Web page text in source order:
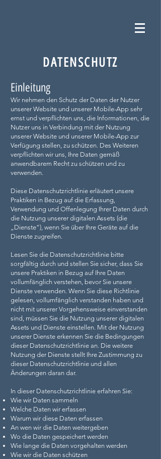
DATENSCHUTZ
Einleitung
Wir nehmen den Schutz der Daten der Nutzer
unserer Website und unserer Mobile-App sehr
ernst und verpflichten uns, die Informationen, die
Nutzer uns in Verbindung mit der Nutzung
unserer Website und unserer Mobile-App zur
Verfügung stellen, zu schützen. Des Weiteren
verpflichten wir uns, Ihre Daten gemäß
anwendbarem Recht zu schützen und zu
verwenden.
Diese Datenschutzrichtlinie erläutert unsere
Praktiken in Bezug auf die Erfassung,
Verwendung und Offenlegung Ihrer Daten durch
die Nutzung unserer digitalen Assets (die
„Dienste“), wenn Sie über Ihre Geräte auf die
Dienste zugreifen.
Lesen Sie die Datenschutzrichtlinie bitte
sorgfältig durch und stellen Sie sicher, dass Sie
unsere Praktiken in Bezug auf Ihre Daten
vollumfänglich verstehen, bevor Sie unsere
Dienste verwenden. Wenn Sie diese Richtlinie
gelesen, vollumfänglich verstanden haben und
nicht mit unserer Vorgehensweise einverstanden
sind, müssen Sie die Nutzung unserer digitalen
Assets und Dienste einstellen. Mit der Nutzung
unserer Dienste erkennen Sie die Bedingungen
dieser Datenschutzrichtlinie an. Die weitere
Nutzung der Dienste stellt Ihre Zustimmung zu
dieser Datenschutzrichtlinie und allen
Änderungen daran dar.
In dieser Datenschutzrichtlinie erfahren Sie:
Wie wir Daten sammeln
Welche Daten wir erfassen
Warum wir diese Daten erfassen
An wen wir die Daten weitergeben
Wo die Daten gespeichert werden
Wie lange die Daten vorgehalten werden
Wie wir die Daten schützen